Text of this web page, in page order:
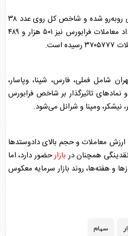
ایران نیز با روند نزولی رو‌به‌رو شده و شاخص کل روی عدد ۳۸
بورس
نیز ۵۰۱ هزار و ۴۸۹
است.
شامل فملی، فارس، شپنا، وپاسار،
تاثیرگذار بر شاخص فرابورس
نیشکر، ومپنا و شرانل می‌شود.
معاملات و حجم بالای دادوستد‌ها
همچنان در بازارحضور دارد، اما
و هفته‌ها، روند بازار سرمایه معکوس
سهام